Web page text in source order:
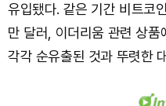
유입됐다. 같은 기간 비트코
만 달러, 이더리움 관련 상
각각 순유출된 것과 뚜렷한